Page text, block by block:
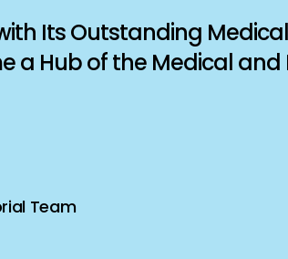
Its Outstanding
a Hub of the Medical and
Team